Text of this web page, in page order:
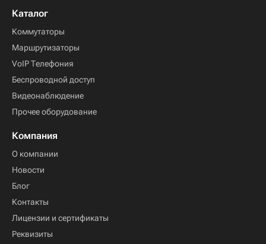
Каталог
Коммутаторы
Маршрутизаторы
VoIP Телефония
Беспроводной доступ
Видеонаблюдение
Прочее оборудование
Компания
О компании
Новости
Блог
Контакты
Лицензии и сертификаты
Реквизиты